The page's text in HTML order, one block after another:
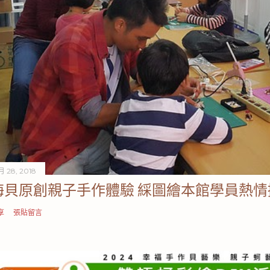
28, 2018
貝原創親子手作體驗 綵圖繪本館學員熱
張貼留言